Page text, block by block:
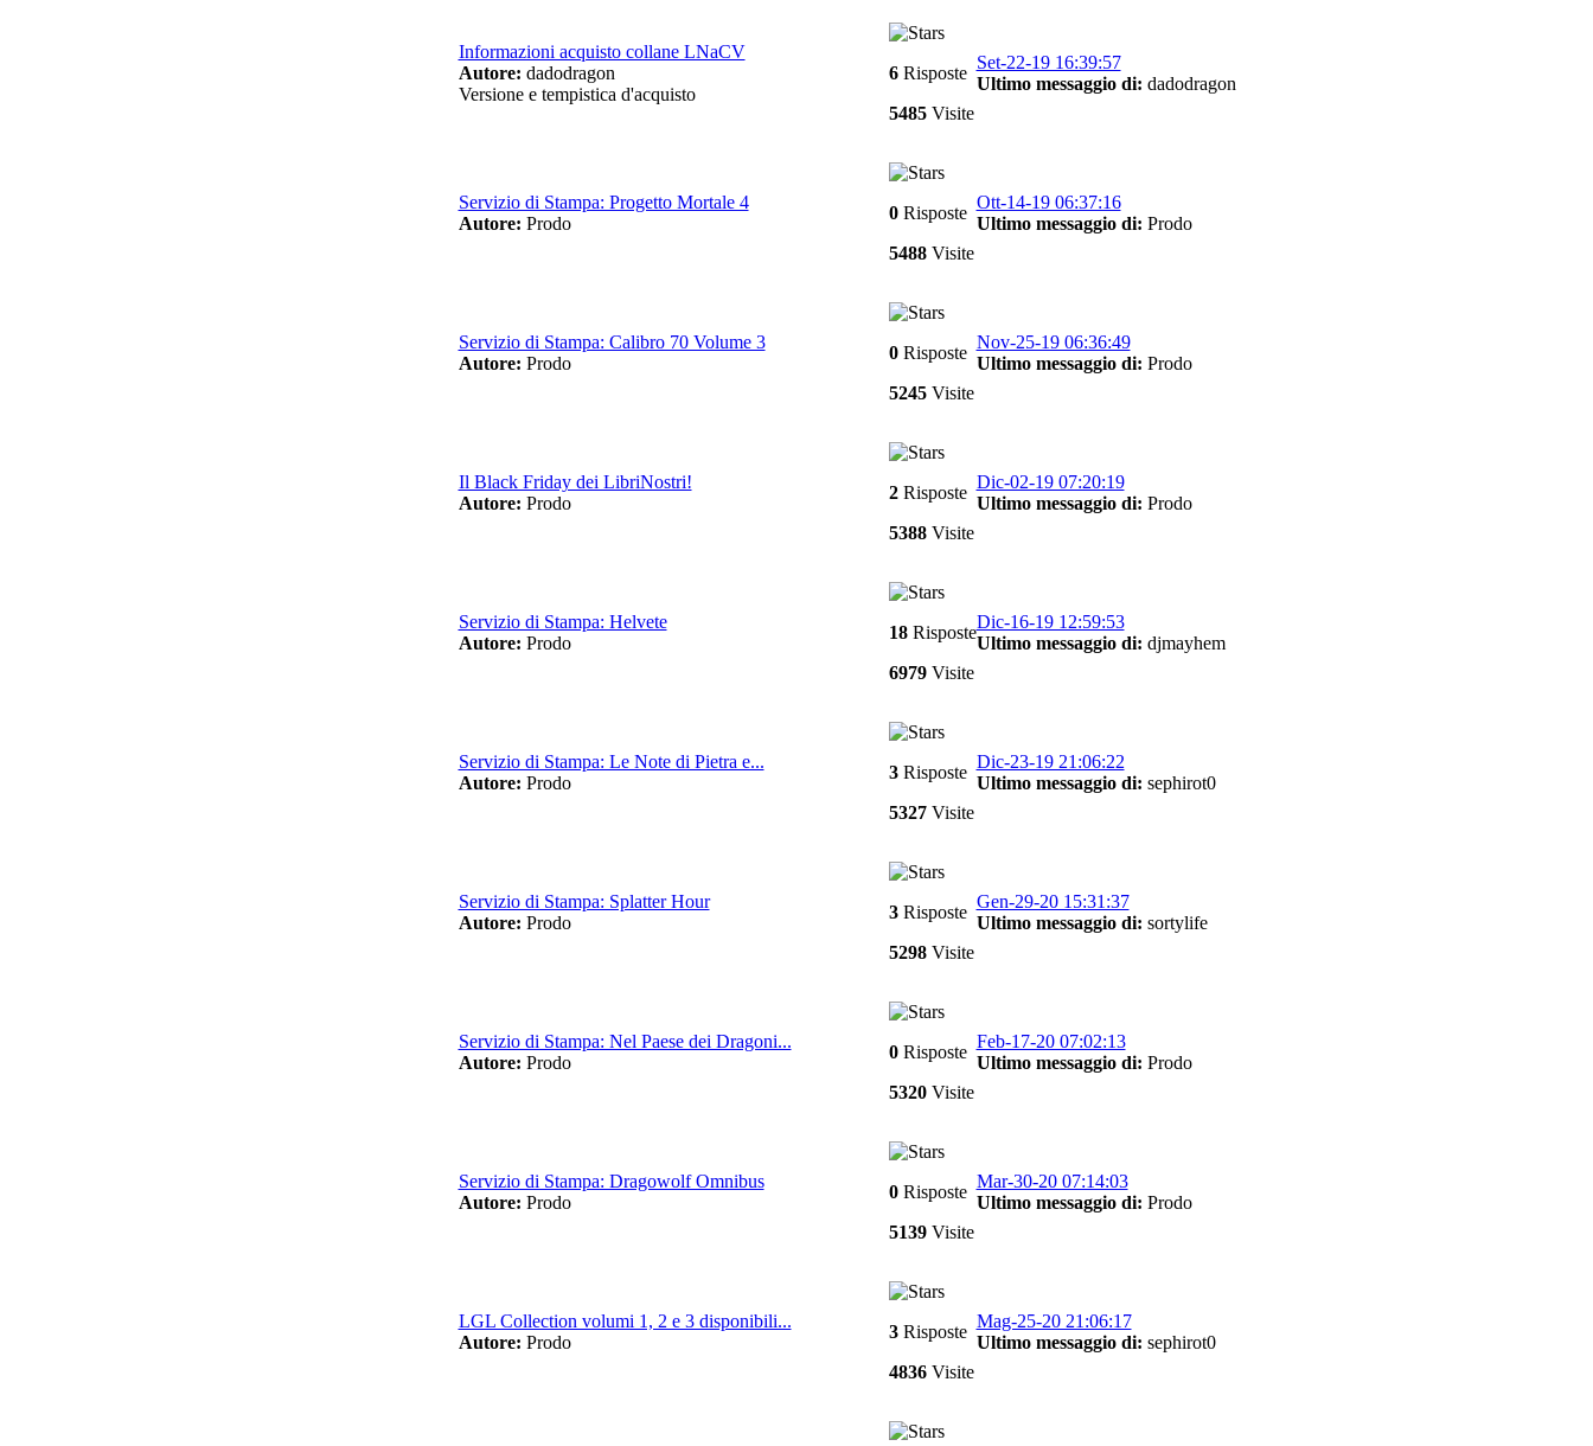
Informazioni acquisto collane LNaCV
Autore: dadodragon
Versione e tempistica d'acquisto
6Risposte
5485Visite
Set-22-19 16:39:57
Ultimo messaggio di: dadodragon
Servizio di Stampa: Progetto Mortale 4
Autore: Prodo
0Risposte
5488Visite
Ott-14-19 06:37:16
Ultimo messaggio di: Prodo
Servizio di Stampa: Calibro 70 Volume 3
Autore: Prodo
0Risposte
5245Visite
Nov-25-19 06:36:49
Ultimo messaggio di: Prodo
Il Black Friday dei LibriNostri!
Autore: Prodo
2Risposte
5388Visite
Dic-02-19 07:20:19
Ultimo messaggio di: Prodo
Servizio di Stampa: Helvete
Autore: Prodo
18Risposte
6979Visite
Dic-16-19 12:59:53
Ultimo messaggio di: djmayhem
Servizio di Stampa: Le Note di Pietra e...
Autore: Prodo
3Risposte
5327Visite
Dic-23-19 21:06:22
Ultimo messaggio di: sephirot0
Servizio di Stampa: Splatter Hour
Autore: Prodo
3Risposte
5298Visite
Gen-29-20 15:31:37
Ultimo messaggio di: sortylife
Servizio di Stampa: Nel Paese dei Dragoni...
Autore: Prodo
0Risposte
5320Visite
Feb-17-20 07:02:13
Ultimo messaggio di: Prodo
Servizio di Stampa: Dragowolf Omnibus
Autore: Prodo
0Risposte
5139Visite
Mar-30-20 07:14:03
Ultimo messaggio di: Prodo
LGL Collection volumi 1, 2 e 3 disponibili...
Autore: Prodo
3Risposte
4836Visite
Mag-25-20 21:06:17
Ultimo messaggio di: sephirot0